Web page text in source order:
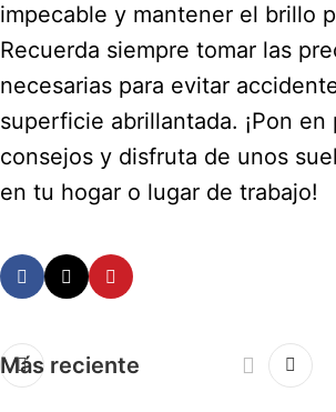
impecable y mantener el brillo
Recuerda siempre tomar las
necesarias para evitar
superficie abrillantada. ¡Pon
consejos y disfruta de unos
en tu hogar o lugar de trabajo!
Más reciente